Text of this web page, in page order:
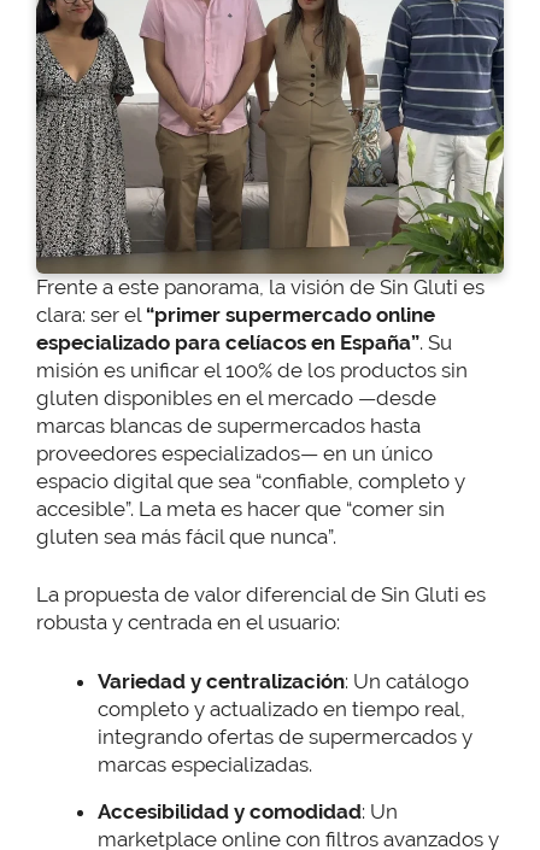
Frente a este panorama, la visión de Sin Gluti es
clara: ser el “primer supermercado online
especializado para celíacos en España”. Su
misión es unificar el 100% de los productos sin
gluten disponibles en el mercado —desde
marcas blancas de supermercados hasta
proveedores especializados— en un único
espacio digital que sea “confiable, completo y
accesible”. La meta es hacer que “comer sin
gluten sea más fácil que nunca”.
La propuesta de valor diferencial de Sin Gluti es
robusta y centrada en el usuario:
Variedad y centralización: Un catálogo
completo y actualizado en tiempo real,
integrando ofertas de supermercados y
marcas especializadas.
Accesibilidad y comodidad: Un
marketplace online con filtros avanzados y